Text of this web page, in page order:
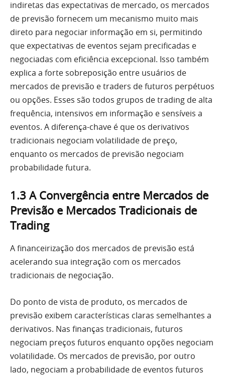
indiretas das expectativas de mercado, os mercados
de previsão fornecem um mecanismo muito mais
direto para negociar informação em si, permitindo
que expectativas de eventos sejam precificadas e
negociadas com eficiência excepcional. Isso também
explica a forte sobreposição entre usuários de
mercados de previsão e traders de futuros perpétuos
ou opções. Esses são todos grupos de trading de alta
frequência, intensivos em informação e sensíveis a
eventos. A diferença-chave é que os derivativos
tradicionais negociam volatilidade de preço,
enquanto os mercados de previsão negociam
probabilidade futura.
1.3 A Convergência entre Mercados de
Previsão e Mercados Tradicionais de
Trading
A financeirização dos mercados de previsão está
acelerando sua integração com os mercados
tradicionais de negociação.
Do ponto de vista de produto, os mercados de
previsão exibem características claras semelhantes a
derivativos. Nas finanças tradicionais, futuros
negociam preços futuros enquanto opções negociam
volatilidade. Os mercados de previsão, por outro
lado, negociam a probabilidade de eventos futuros